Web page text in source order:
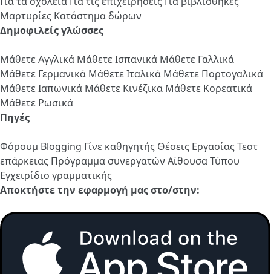
Μαρτυρίες Κατάστημα δώρων
Δημοφιλείς γλώσσες
Μάθετε Αγγλικά Μάθετε Ισπανικά Μάθετε Γαλλικά
Μάθετε Γερμανικά Μάθετε Ιταλικά Μάθετε Πορτογαλικά
Μάθετε Ιαπωνικά Μάθετε Κινέζικα Μάθετε Κορεατικά
Μάθετε Ρωσικά
Πηγές
Φόρουμ Blogging Γίνε καθηγητής Θέσεις ΕργασίαςΤεστ
επάρκειας Πρόγραμμα συνεργατών Αίθουσα Τύπου
Εγχειρίδιο γραμματικής
Αποκτήστε την εφαρμογή μας στο/στην: